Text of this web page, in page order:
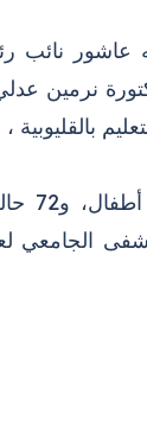
عاشور
نرمين
بالقليوبية
الجامعي